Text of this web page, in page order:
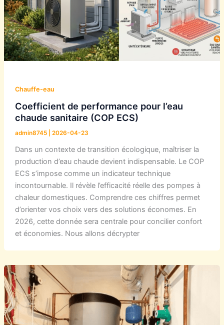
Chauffe-eau
Coefficient de performance pour l’eau
chaude sanitaire (COP ECS)
admin8745 2026-04-23
Dans un contexte de transition écologique, maîtriser la
production d’eau chaude devient indispensable. Le COP
ECS s’impose comme un indicateur technique
incontournable. Il révèle l’efficacité réelle des pompes à
chaleur domestiques. Comprendre ces chiffres permet
d’orienter vos choix vers des solutions économes. En
2026, cette donnée sera centrale pour concilier confort
et économies. Nous allons décrypter